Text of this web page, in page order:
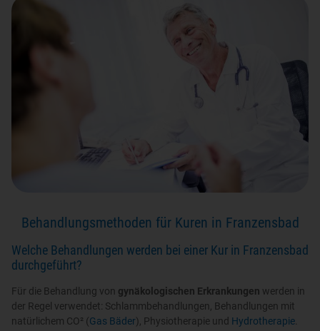
Behandlungsmethoden für Kuren in Franzensbad
Welche Behandlungen werden bei einer Kur in Franzensbad
durchgeführt?
Für die Behandlung von gynäkologischen Erkrankungen werden in
der Regel verwendet: Schlammbehandlungen, Behandlungen mit
natürlichem CO² (Gas Bäder), Physiotherapie und Hydrotherapie